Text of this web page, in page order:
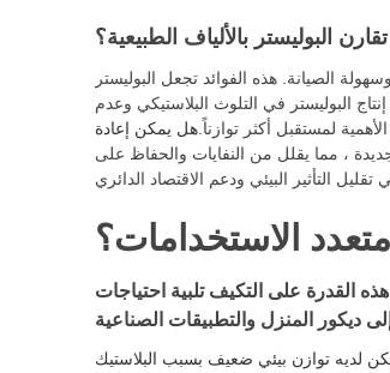
البوليستر بالألياف الطبيعية؟
الصيانة. هذه الفوائد تجعل البوليستر
البوليستر في التلوث البلاستيكي وعدم
لمستقبل أكثر توازناً.هل يمكن إعادة
، مما يقلل من النفايات والحفاظ على
متعدد الاستخدامات؟
القدرة على التكيف تلبية احتياجات
لديه توازن بيئي ضعيف بسبب البلاستيك